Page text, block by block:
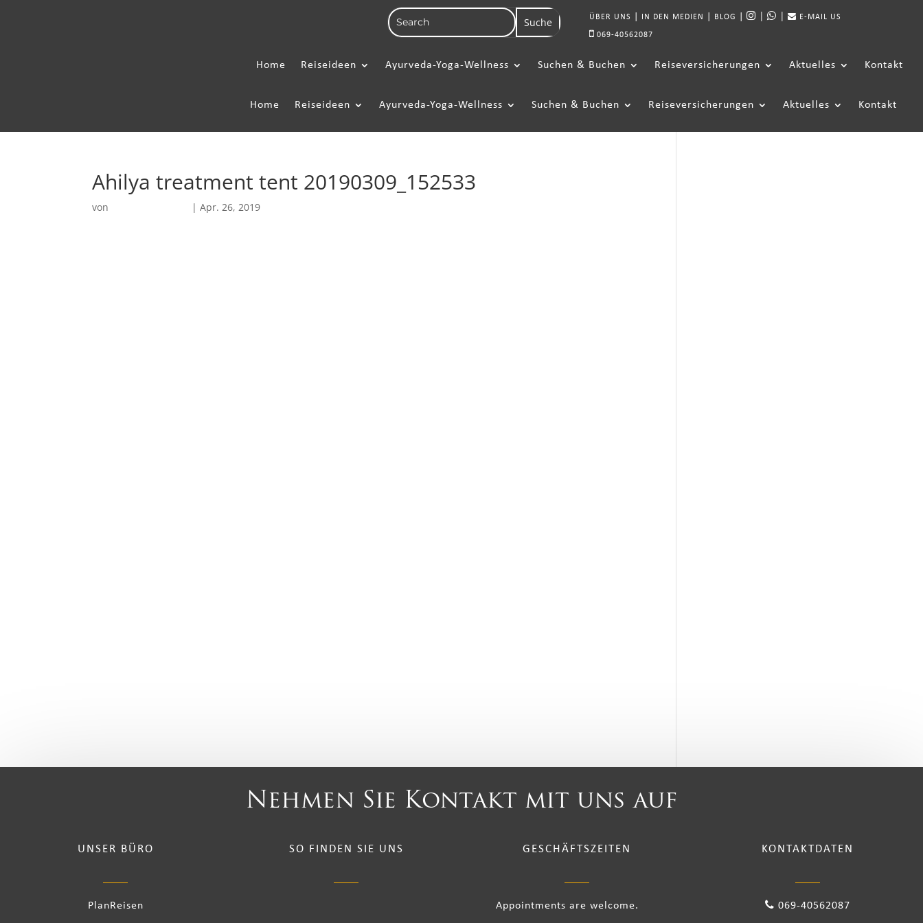
ÜBER UNS IN DEN MEDIEN BLOG | | E-MAIL US
069-40562087
Home Reiseideen Ayurveda-Yoga-Wellness Suchen & Buchen Reiseversicherungen Aktuelles Kontakt
Home Reiseideen Ayurveda-Yoga-Wellness Suchen & Buchen Reiseversicherungen Aktuelles Kontakt
Ahilya treatment tent 20190309_152533
von |Apr. 26, 2019
Nehmen Sie Kontakt mit uns auf
UNSER BÜRO
PlanReisen
SO FINDEN SIE UNS GESCHÄFTSZEITEN
Appointments are welcome.
KONTAKTDATEN
069-40562087